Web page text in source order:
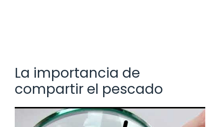
La importancia de
compartir el pescado